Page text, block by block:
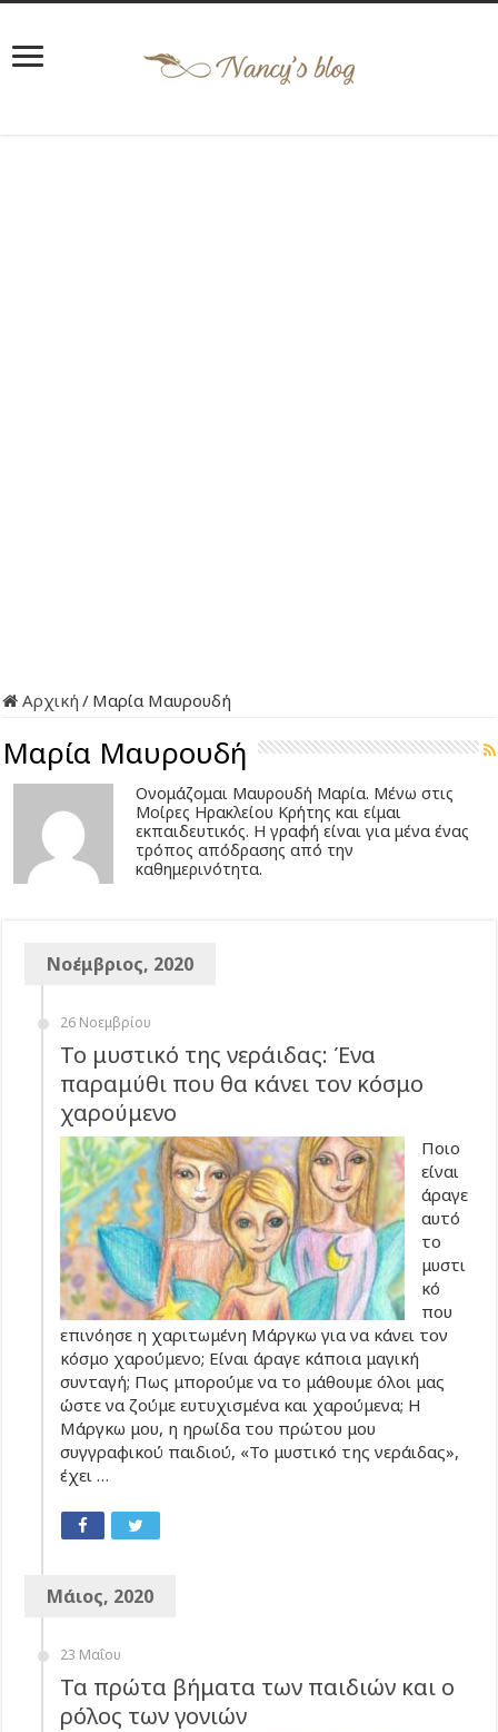
Αρχική / Μαρία Μαυρουδή
Μαρία Μαυρουδή
Ονομάζομαι Μαυρουδή Μαρία. Μένω στις
Μοίρες Ηρακλείου Κρήτης και είμαι
εκπαιδευτικός. Η γραφή είναι για μένα ένας
τρόπος απόδρασης από την
καθημερινότητα.
Νοέμβριος, 2020
26 Νοεμβρίου
Το μυστικό της νεράιδας: Ένα
παραμύθι που θα κάνει τον κόσμο
χαρούμενο
Ποιο
είναι
άραγε
αυτό
το
μυστι
κό
που
επινόησε η χαριτωμένη Μάργκω για να κάνει τον
κόσμο χαρούμενο; Είναι άραγε κάποια μαγική
συνταγή; Πως μπορούμε να το μάθουμε όλοι μας
ώστε να ζούμε ευτυχισμένα και χαρούμενα; Η
Μάργκω μου, η ηρωίδα του πρώτου μου
συγγραφικού παιδιού, «Το μυστικό της νεράιδας»,
έχει …
Μάιος, 2020
23 Μαΐου
Τα πρώτα βήματα των παιδιών και ο
ρόλος των γονιών